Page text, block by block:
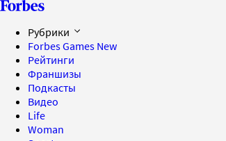
Рубрики
Forbes Games New
Рейтинги
Франшизы
Подкасты
Видео
Life
Woman